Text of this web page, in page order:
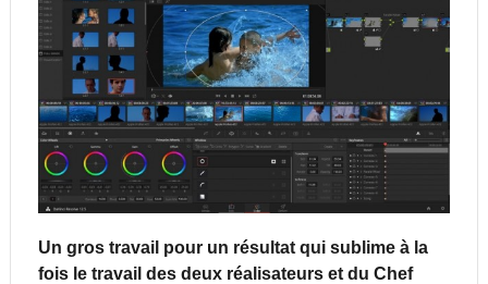
Un gros travail pour un résultat qui sublime à la
fois le travail des deux réalisateurs et du Chef